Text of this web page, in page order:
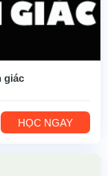
giác
HỌC NGAY